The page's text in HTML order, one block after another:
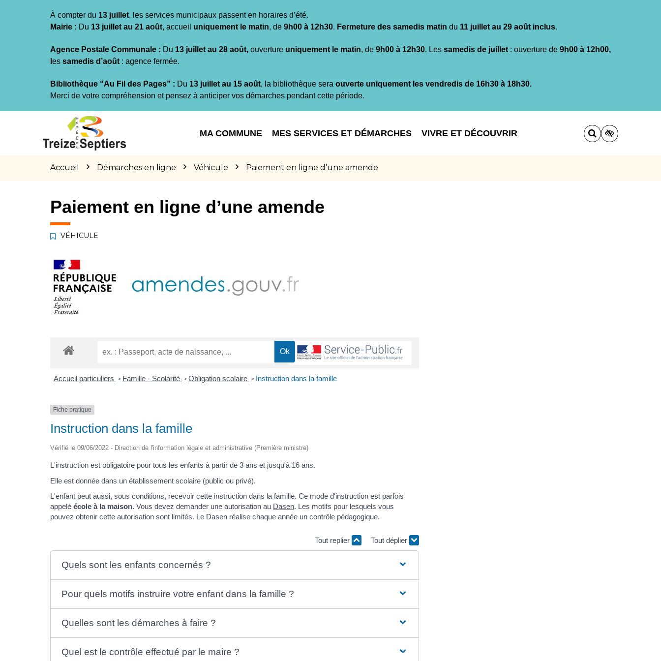
À compter du 13 juillet, les services municipaux passent en horaires d’été.
Mairie : Du 13 juillet au 21 août, accueil uniquement le matin, de 9h00 à 12h30. Fermeture des samedis matin du 11 juillet au 29 août inclus.
Agence Postale Communale : Du 13 juillet au 28 août, ouverture uniquement le matin, de 9h00 à 12h30. Les samedis de juillet : ouverture de 9h00 à 12h00,
es samedis d’août : agence fermée.
Bibliothèque “Au Fil des Pages” : Du 13 juillet au 15 août, la bibliothèque sera ouverte uniquement les vendredis de 16h30 à 18h30.
Merci de votre compréhension et pensez à anticiper vos démarches pendant cette période.
MA COMMUNE MES SERVICES ET DÉMARCHES VIVRE ET DÉCOUVRIR
Accueil Démarches en ligne Véhicule Paiement en ligne d’une amende
Paiement en ligne d’une amende
VÉHICULE
Accueil particuliers > Famille - Scolarité > Obligation scolaire > Instruction dans la famille
Fiche pratique
Instruction dans la famille
Vérifié le 09/06/2022 - Direction de l'information légale et administrative (Première ministre)
L'instruction est obligatoire pour tous les enfants à partir de 3 ans et jusqu'à 16 ans.
Elle est donnée dans un établissement scolaire (public ou privé).
L'enfant peut aussi, sous conditions, recevoir cette instruction dans la famille. Ce mode d'instruction est parfois
appelé école à la maison. Vous devez demander une autorisation au Dasen. Les motifs pour lesquels vous
pouvez obtenir cette autorisation sont limités. Le Dasen réalise chaque année un contrôle pédagogique.
Tout replier Tout déplier
Quels sont les enfants concernés ?
Pour quels motifs instruire votre enfant dans la famille ?
Quelles sont les démarches à faire ?
Quel est le contrôle effectué par le maire ?